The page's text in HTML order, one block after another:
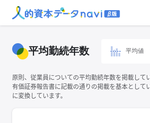
平均勤続年数 平均値
原則、従業員についての平均勤続年数を掲載してい
有価証券報告書に記載の通りの掲載を基本とし
に変換しています。